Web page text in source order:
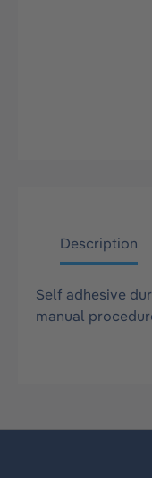
Description
Self adhesive
manual